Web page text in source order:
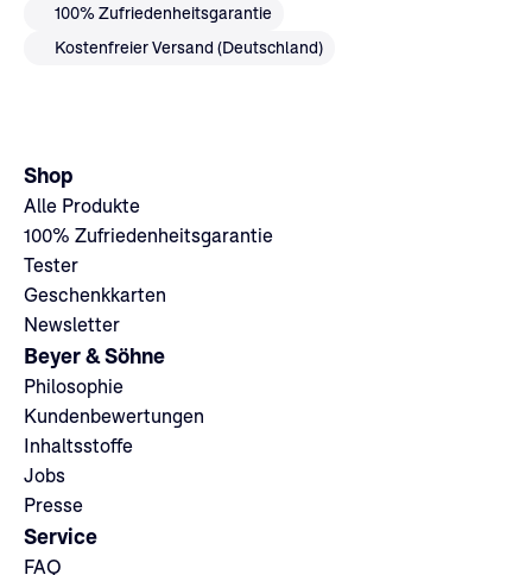
100% Zufriedenheitsgarantie
Kostenfreier Versand (Deutschland)
Shop
Alle Produkte
100% Zufriedenheitsgarantie
Tester
Geschenkkarten
Newsletter
Beyer & Söhne
Philosophie
Kundenbewertungen
Inhaltsstoffe
Jobs
Presse
Service
FAQ